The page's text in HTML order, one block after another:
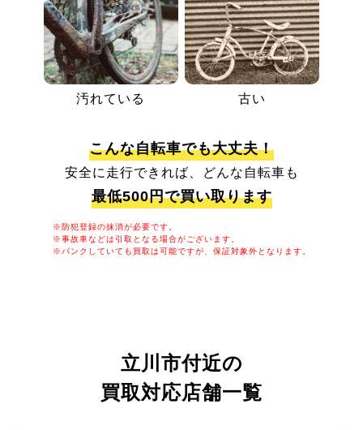
汚れている 古い
こんな自転車でも大丈夫！
安全に走行できれば、どんな自転車も
最低500円で買い取ります
※防犯登録の抹消が必要です。
※事故車などは引取となる場合がございます。
※パンクしていても買取は可能ですが、保証対象外となります。
立川市付近の
買取対応店舗一覧